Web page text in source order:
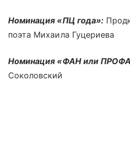
Номинация «ПЦ года»:
поэта Михаила Гуцериева
Номинация «ФАН или
Соколовский